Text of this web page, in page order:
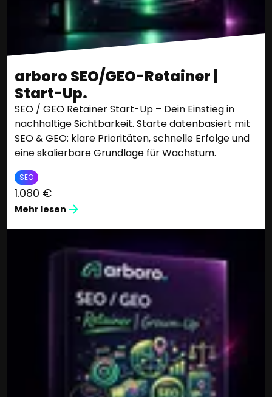
arboro SEO/GEO-Retainer |
Start-Up.
SEO / GEO Retainer Start-Up – Dein Einstieg in
nachhaltige Sichtbarkeit. Starte datenbasiert mit
SEO & GEO: klare Prioritäten, schnelle Erfolge und
eine skalierbare Grundlage für Wachstum.
SEO
1.080 €
Mehr lesen